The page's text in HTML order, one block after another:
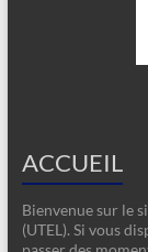
ACCUEIL
Bienvenue sur le
(UTEL). Si vous